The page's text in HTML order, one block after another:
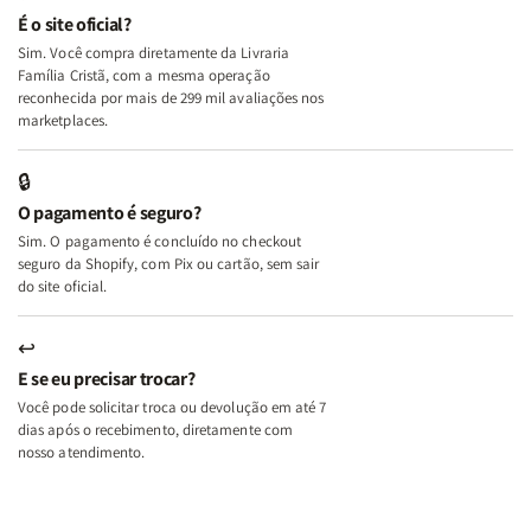
e
Deus
+
A
Mulher
Lar
+
A
Lar
É o site oficial?
Sim. Você compra diretamente da Livraria
Família Cristã, com a mesma operação
reconhecida por mais de 299 mil avaliações nos
marketplaces.
🔒
O pagamento é seguro?
Sim. O pagamento é concluído no checkout
seguro da Shopify, com Pix ou cartão, sem sair
do site oficial.
↩
E se eu precisar trocar?
Você pode solicitar troca ou devolução em até 7
dias após o recebimento, diretamente com
nosso atendimento.